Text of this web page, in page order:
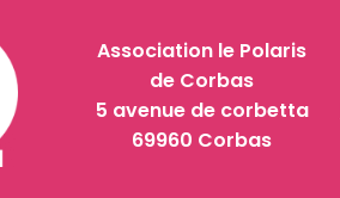
Association le Polaris
de Corbas
5 avenue de corbetta
69960 Corbas